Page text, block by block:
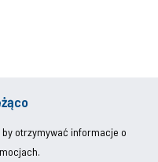
otrzymywać informacje o